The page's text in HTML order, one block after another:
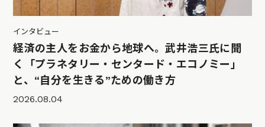
インタビュー
経済の主人をお金から地球へ。武井浩三氏に聞
く「プラネタリー・センタード・エコノミー」
と、“自分を生きる”ための働き方
2026.08.04